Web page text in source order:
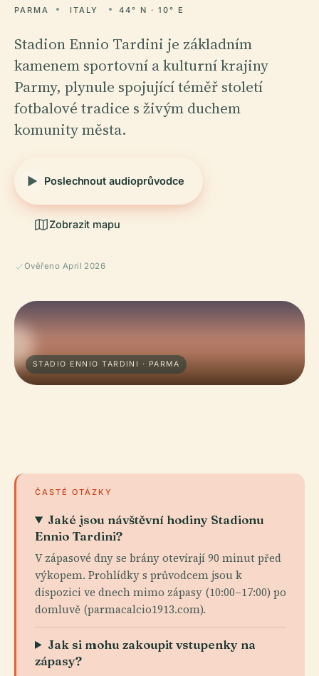
PARMA ITALY 44° N · 10° E
Stadion Ennio Tardini je základním
kamenem sportovní a kulturní krajiny
Parmy, plynule spojující téměř století
fotbalové tradice s živým duchem
komunity města.
Poslechnout audioprůvodce
Zobrazit mapu
Ověřeno April 2026
STADIO ENNIO TARDINI · PARMA
ČASTÉ OTÁZKY
Jaké jsou návštěvní hodiny Stadionu
Ennio Tardini?
V zápasové dny se brány otevírají 90 minut před
výkopem. Prohlídky s průvodcem jsou k
dispozici ve dnech mimo zápasy (10:00–17:00) po
domluvě (parmacalcio1913.com).
Jak si mohu zakoupit vstupenky na
zápasy?